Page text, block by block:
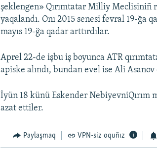
şeklengen» Qırımtatar Milliy Meclisiniñ
yaqalandı. Onı 2015 senesi fevral 19-ğa
mayıs 19-ğa qadar arttırdılar.
Aprel 22-de işbu iş boyunca ATR
apiske alındı, bundan evel ise Ali
İyün 18 künü Eskender
azat ettiler.
Paylaşmaq VPN-siz oquñız